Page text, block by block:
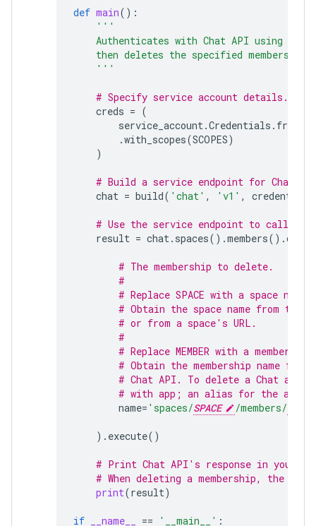
def main():
'''
Authenticates with Chat API using app
    then deletes the specified membership.
    '''
# Specify service account details.
creds = (
service_account.Credentials .
.with_scopes(SCOPES)
)
# Build a service endpoint for Chat
chat = build( 'chat' , 'v1' , credentials
# Use the service endpoint to call
result = chat. spaces() .members() .
# The membership to delete.
#
# Replace SPACE with a space name.
# Obtain the space name from the
# or from a space's URL.
#
# Replace MEMBER with a
# Obtain the membership name
# Chat API. To delete a Chat app's
# with app; an alias for the app
name= 'spaces/SPACE /members/
) . execute()
# Print Chat API's response in your
# When deleting a membership, the
print(result)
if __name__ == '__main__' :